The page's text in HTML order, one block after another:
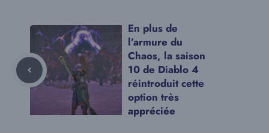
En plus de
l’armure du
Chaos, la saison
10 de Diablo 4
réintroduit cette
option très
appréciée